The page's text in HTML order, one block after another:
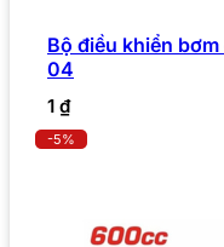
Bộ điều khiển
04
1 ₫
-5%